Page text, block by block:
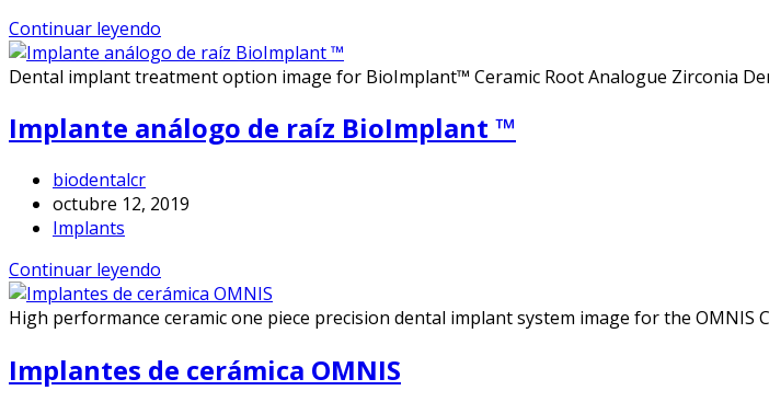
Continuar leyendo
Dental implant treatment option image for BioImplant™ Ceramic Root Analogue Zirconia
Implante análogo de raíz BioImplant ™
biodentalcr
octubre 12, 2019
Implants
Continuar leyendo
High performance ceramic one piece precision dental implant system image for the OMNIS
Implantes de cerámica OMNIS